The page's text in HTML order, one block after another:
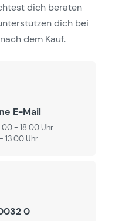
dich beraten
dich bei
dem Kauf.
E-Mail
- 18:00 Uhr
13.00 Uhr
0